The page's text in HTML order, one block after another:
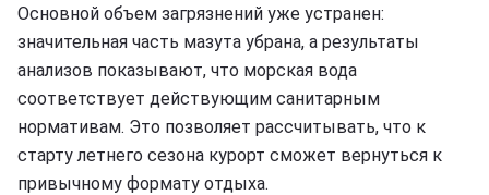
Основной объем загрязнений уже устранен:
значительная часть мазута убрана, а результаты
анализов показывают, что морская вода
соответствует действующим санитарным
нормативам. Это позволяет рассчитывать, что к
старту летнего сезона курорт сможет вернуться к
привычному формату отдыха.